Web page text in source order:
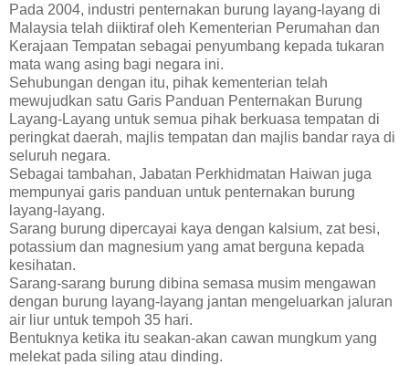
Pada 2004, industri penternakan burung layang-layang di
Malaysia telah diiktiraf oleh Kementerian Perumahan dan
Kerajaan Tempatan sebagai penyumbang kepada tukaran
mata wang asing bagi negara ini.
Sehubungan dengan itu, pihak kementerian telah
mewujudkan satu Garis Panduan Penternakan Burung
Layang-Layang untuk semua pihak berkuasa tempatan di
peringkat daerah, majlis tempatan dan majlis bandar raya di
seluruh negara.
Sebagai tambahan, Jabatan Perkhidmatan Haiwan juga
mempunyai garis panduan untuk penternakan burung
layang-layang.
Sarang burung dipercayai kaya dengan kalsium, zat besi,
potassium dan magnesium yang amat berguna kepada
kesihatan.
Sarang-sarang burung dibina semasa musim mengawan
dengan burung layang-layang jantan mengeluarkan jaluran
air liur untuk tempoh 35 hari.
Bentuknya ketika itu seakan-akan cawan mungkum yang
melekat pada siling atau dinding.